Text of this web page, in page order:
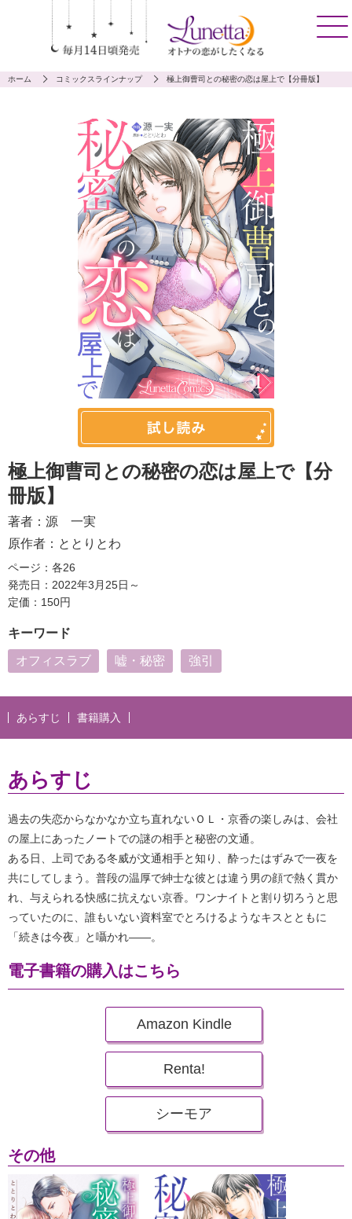
ホーム コミックスラインナップ 極上御曹司との秘密の恋は屋上で【分冊版】
極上御曹司との秘密の恋は屋上で【分
冊版】
著者： 源 一実
原作者： ととりとわ
ページ：各26
発売日：2022年3月25日～
定価：150円
キーワード
オフィスラブ 嘘・秘密 強引
あらすじ 書籍購入
あらすじ
過去の失恋からなかなか立ち直れないＯＬ・京香の楽しみは、会社
の屋上にあったノートでの謎の相手と秘密の文通。
ある日、上司である冬威が文通相手と知り、酔ったはずみで一夜を
共にしてしまう。普段の温厚で紳士な彼とは違う男の顔で熱く貫か
れ、与えられる快感に抗えない京香。ワンナイトと割り切ろうと思
っていたのに、誰もいない資料室でとろけるようなキスとともに
「続きは今夜」と囁かれ――。
電子書籍の購入はこちら
Amazon Kindle
Renta!
シーモア
その他